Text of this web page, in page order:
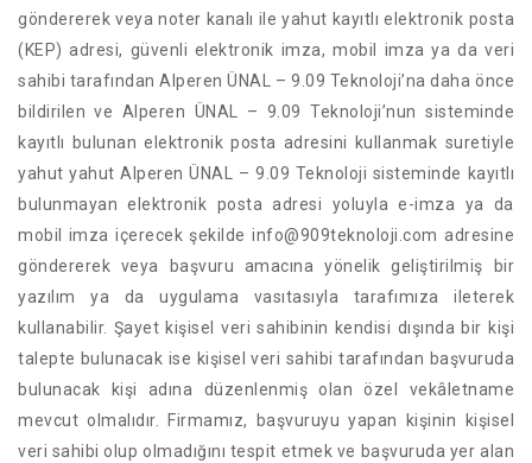
göndererek veya noter kanalı ile yahut kayıtlı elektronik posta
(KEP) adresi, güvenli elektronik imza, mobil imza ya da veri
sahibi tarafından Alperen ÜNAL – 9.09 Teknoloji’na daha önce
bildirilen ve Alperen ÜNAL – 9.09 Teknoloji’nun sisteminde
kayıtlı bulunan elektronik posta adresini kullanmak suretiyle
yahut yahut Alperen ÜNAL – 9.09 Teknoloji sisteminde kayıtlı
bulunmayan elektronik posta adresi yoluyla e-imza ya da
mobil imza içerecek şekilde info@909teknoloji.com adresine
göndererek veya başvuru amacına yönelik geliştirilmiş bir
yazılım ya da uygulama vasıtasıyla tarafımıza ileterek
kullanabilir. Şayet kişisel veri sahibinin kendisi dışında bir kişi
talepte bulunacak ise kişisel veri sahibi tarafından başvuruda
bulunacak kişi adına düzenlenmiş olan özel vekâletname
mevcut olmalıdır. Firmamız, başvuruyu yapan kişinin kişisel
veri sahibi olup olmadığını tespit etmek ve başvuruda yer alan